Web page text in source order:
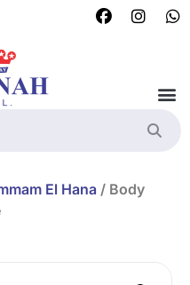
El Hana / Body